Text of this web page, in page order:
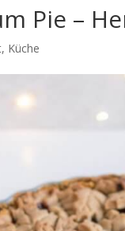
Pie –
, Küche